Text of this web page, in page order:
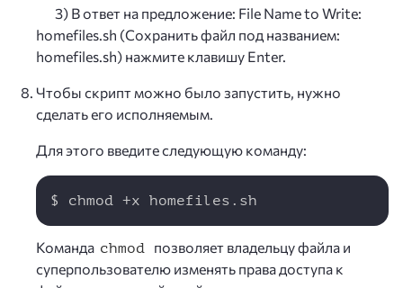
3) В ответ на предложение: File Name to Write:
homefiles.sh (Сохранить файл под названием:
homefiles.sh) нажмите клавишу Enter.
Чтобы скрипт можно было запустить, нужно
сделать его исполняемым.
Для этого введите следующую команду:
$ chmod +x homefiles.sh
Команда chmod
позволяет владельцу файла и
суперпользователю изменять права доступа к